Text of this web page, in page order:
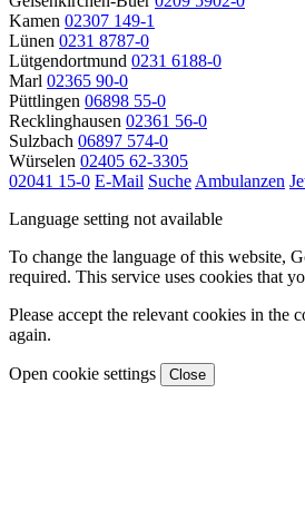
Kamen 02307 149-1
Lünen 0231 8787-0
Lütgendortmund 0231 6188-0
Marl 02365 90-0
Püttlingen 06898 55-0
Recklinghausen 02361 56-0
Sulzbach 06897 574-0
Würselen 02405 62-3305
02041 15-0 E-Mail Suche Ambulanzen
Language setting not available
To change the language of this website,
required. This service uses cookies that
Please accept the relevant cookies in the
again.
Open cookie settings Close